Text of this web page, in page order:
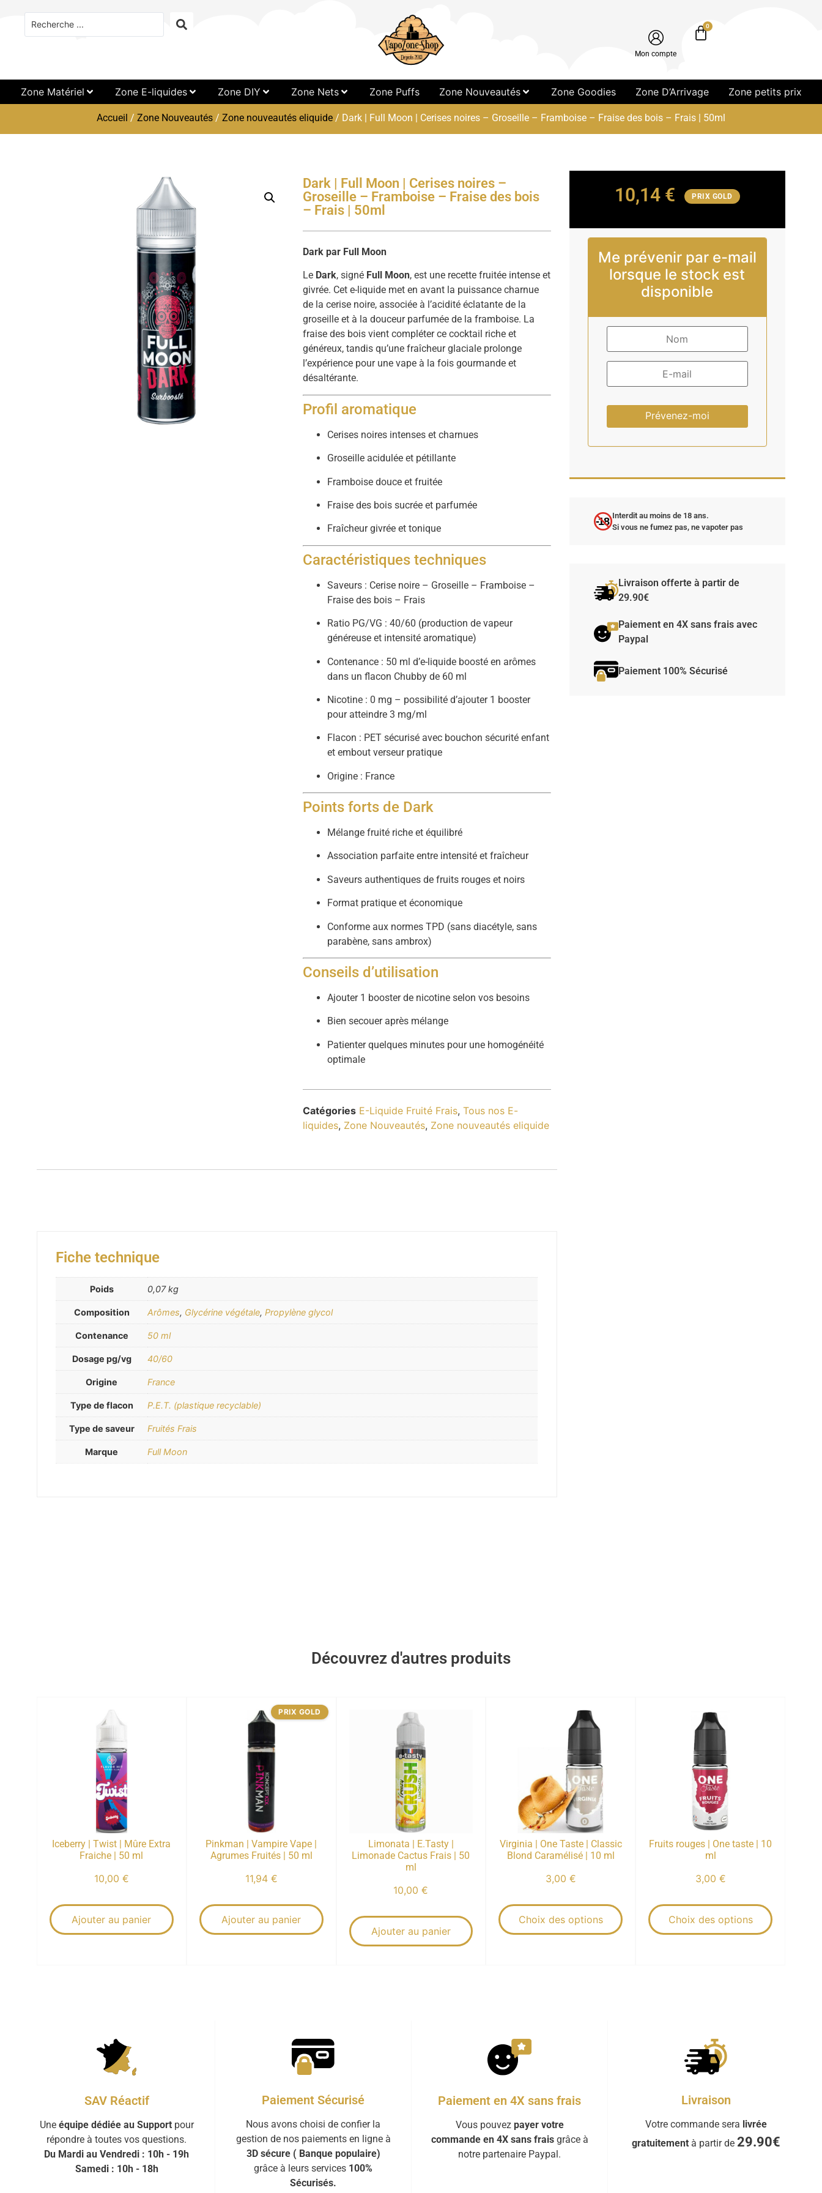
Mon compte
0
Zone Matériel Zone E-liquides Zone DIY Zone Nets Zone Puffs Zone Nouveautés Zone Goodies Zone D’Arrivage Zone petits prix
Accueil / Zone Nouveautés / Zone nouveautés eliquide / Dark | Full Moon | Cerises noires – Groseille – Framboise – Fraise des bois – Frais | 50ml
Dark | Full Moon | Cerises noires –
Groseille – Framboise – Fraise des bois
– Frais | 50ml
Dark par Full Moon
Le Dark, signé Full Moon, est une recette fruitée intense et
givrée. Cet e-liquide met en avant la puissance charnue
de la cerise noire, associée à l’acidité éclatante de la
groseille et à la douceur parfumée de la framboise. La
fraise des bois vient compléter ce cocktail riche et
généreux, tandis qu’une fraîcheur glaciale prolonge
l’expérience pour une vape à la fois gourmande et
désaltérante.
Profil aromatique
Cerises noires intenses et charnues
Groseille acidulée et pétillante
Framboise douce et fruitée
Fraise des bois sucrée et parfumée
Fraîcheur givrée et tonique
Caractéristiques techniques
Saveurs : Cerise noire – Groseille – Framboise –
Fraise des bois – Frais
Ratio PG/VG : 40/60 (production de vapeur
généreuse et intensité aromatique)
Contenance : 50 ml d’e-liquide boosté en arômes
dans un flacon Chubby de 60 ml
Nicotine : 0 mg – possibilité d’ajouter 1 booster
pour atteindre 3 mg/ml
Flacon : PET sécurisé avec bouchon sécurité enfant
et embout verseur pratique
Origine : France
Points forts de Dark
Mélange fruité riche et équilibré
Association parfaite entre intensité et fraîcheur
Saveurs authentiques de fruits rouges et noirs
Format pratique et économique
Conforme aux normes TPD (sans diacétyle, sans
parabène, sans ambrox)
Conseils d’utilisation
Ajouter 1 booster de nicotine selon vos besoins
Bien secouer après mélange
Patienter quelques minutes pour une homogénéité
optimale
Catégories E-Liquide Fruité Frais,Tous nos E-
liquides, Zone Nouveautés, Zone nouveautés eliquide
Fiche technique
Poids 0,07 kg
Composition Arômes, Glycérine végétale, Propylène glycol
Contenance 50 ml
Dosage pg/vg 40/60
Origine France
Type de flacon P.E.T. (plastique recyclable)
Type de saveur Fruités Frais
Marque Full Moon
10,14 € PRIX GOLD
Me prévenir par e-mail
lorsque le stock est
disponible
Prévenez-moi
-18 Interdit au moins de 18 ans.
Si vous ne fumez pas, ne vapoter pas
Livraison offerte à partir de
29.90€
Paiement en 4X sans frais avec
Paypal
Paiement 100% Sécurisé
Découvrez d'autres produits
Iceberry | Twist | Mûre Extra
Fraiche | 50 ml
10,00 €
Ajouter au panier
Pinkman | Vampire Vape |
Agrumes Fruités | 50 ml
11,94 €
Ajouter au panier
PRIX GOLD
Limonata | E.Tasty |
Limonade Cactus Frais | 50
ml
10,00€
Ajouter au panier
Virginia | One Taste | Classic
Blond Caramélisé | 10 ml
3,00 €
Choix des options
Fruits rouges | One taste | 10
ml
3,00 €
Choix des options
SAV Réactif
Une équipe dédiée au Supportpour
répondre à toutes vos questions.
Du Mardi au Vendredi : 10h - 19h
Samedi : 10h - 18h
Paiement Sécurisé
Nous avons choisi de confier la
gestion de nos paiements en ligne à
3D sécure ( Banque populaire)
grâce à leurs services 100%
Sécurisés.
Paiement en 4X sans frais
Vous pouvez payer votre
commande en 4X sans fraisgrâce à
notre partenaire Paypal.
Livraison
Votre commande sera livrée
gratuitementà partir de 29.90€